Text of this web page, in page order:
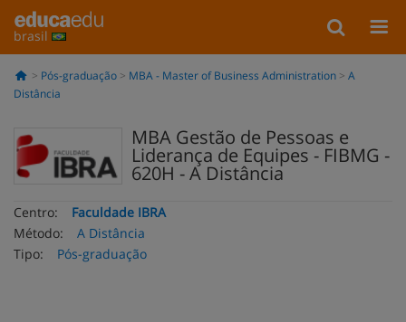
brasil
Pós-graduação MBA - Master of Business Administration
A
Distância
MBA Gestão de Pessoas e
Liderança de Equipes - FIBMG -
620H - A Distância
Centro:
Faculdade IBRA
Método:
A Distância
Tipo:
Pós-graduação